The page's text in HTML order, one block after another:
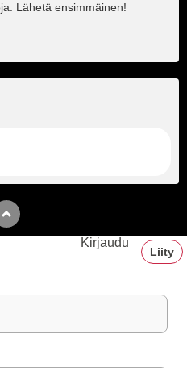
Lähetä ensimmäinen!
Kirjaudu
Liity